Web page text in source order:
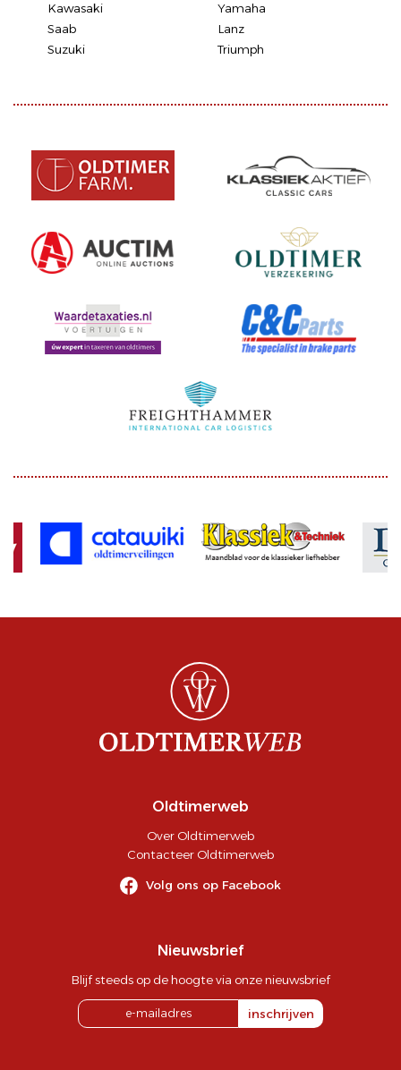
Kawasaki
Yamaha
Saab
Lanz
Suzuki
Triumph
Oldtimerweb
Over Oldtimerweb
Contacteer Oldtimerweb
Volg ons op Facebook
Nieuwsbrief
Blijf steeds op de hoogte via onze nieuwsbrief
inschrijven